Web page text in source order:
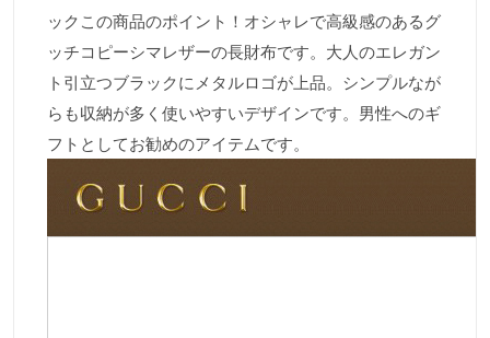
ックこの商品のポイント！オシャレで高級感のあるグ
ッチコピーシマレザーの長財布です。大人のエレガン
ト引立つブラックにメタルロゴが上品。シンプルなが
らも収納が多く使いやすいデザインです。男性へのギ
フトとしてお勧めのアイテムです。